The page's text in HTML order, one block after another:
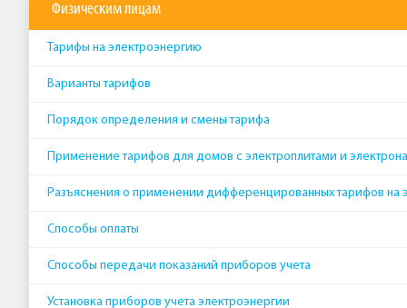
Физическим лицам
Тарифы на электроэнергию
Варианты тарифов
Порядок определения и смены тарифа
Применение тарифов для домов с электроплитами и
Разъяснения о применении дифференцированных тарифов на
Способы оплаты
Способы передачи показаний приборов учета
Установка приборов учета электроэнергии